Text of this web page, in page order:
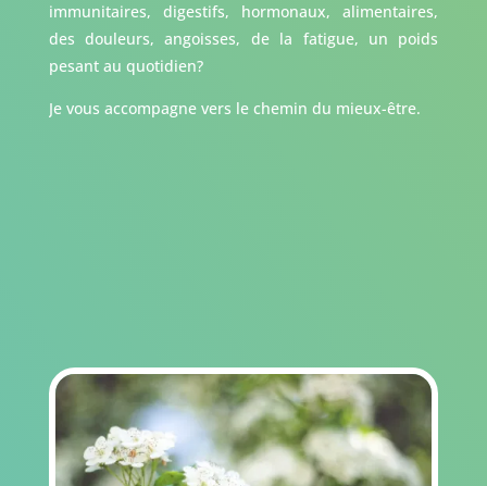
immunitaires, digestifs, hormonaux, alimentaires,
des douleurs, angoisses, de la fatigue, un poids
pesant au quotidien?
Je vous accompagne vers le chemin du mieux-être.